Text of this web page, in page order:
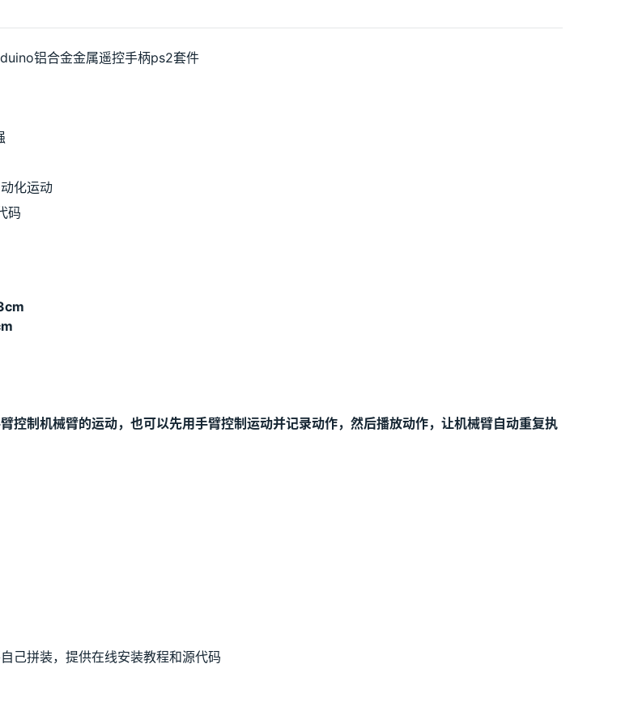
铝合金金属遥控手柄ps2套件
化运动
码
控制机械臂的运动，也可以先用手臂控制运动并记录动作，然后播放动作，让机械臂自动重复执
己拼装，提供在线安装教程和源代码